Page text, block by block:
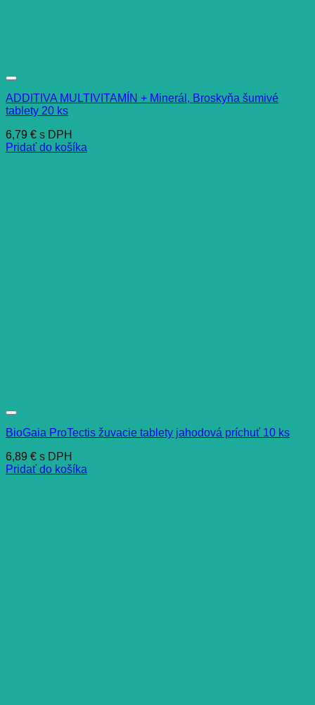
ADDITIVA MULTIVITAMÍN + Minerál, Broskyňa šumivé
tablety 20 ks
6,79 € s DPH
Pridať do košíka
BioGaia ProTectis žuvacie tablety jahodová príchuť 10 ks
6,89 € s DPH
Pridať do košíka